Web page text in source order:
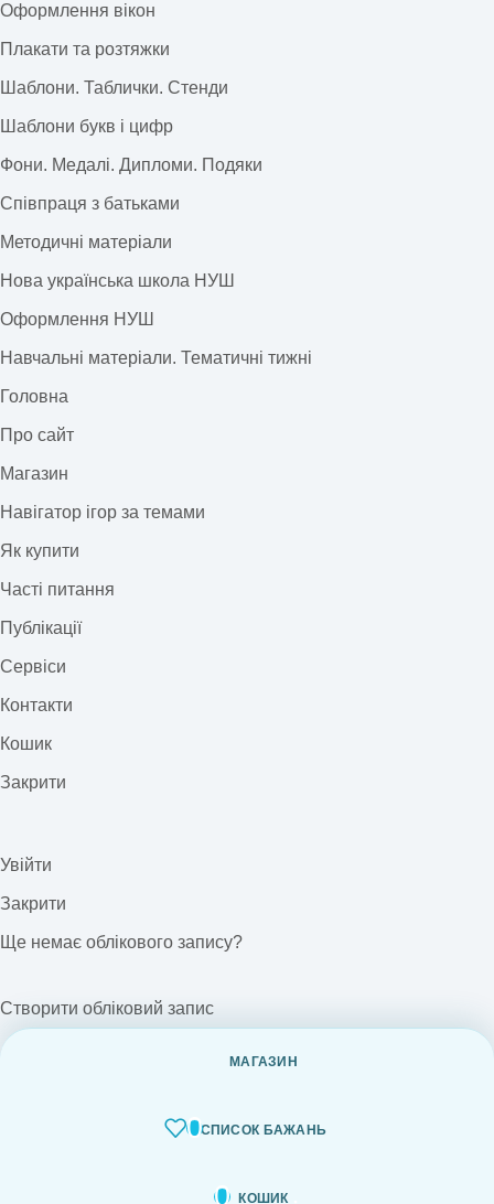
Оформлення вікон
Плакати та розтяжки
Шаблони. Таблички. Стенди
Шаблони букв і цифр
Фони. Медалі. Дипломи. Подяки
Співпраця з батьками
Методичні матеріали
Нова українська школа НУШ
Оформлення НУШ
Навчальні матеріали. Тематичні тижні
Головна
Про сайт
Магазин
Навігатор ігор за темами
Як купити
Часті питання
Публікації
Сервіси
Контакти
Кошик
Закрити
Увійти
Закрити
Ще немає облікового запису?
Створити обліковий запис
МАГАЗИН
0СПИСОК БАЖАНЬ
0 КОШИК